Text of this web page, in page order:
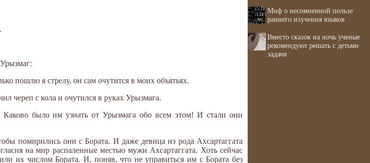
пошлю я стрелу, он сам очутится в моих объятьях.
череп с кола и очутился в руках Урызмага.
было им узнать от Урызмага обо всем этом! И стали они
помирились они с Бората. И даже девица из рода Ахсартаггата
на мир распаленные местью мужи Ахсартаггата. Хоть сейчас
их числом Бората. И, поняв, что не управиться им с Бората без
Миф о несомненной пользе
раннего изучения языков
Вместо сказок на ночь ученые
рекомендуют решать с детьми
задачи